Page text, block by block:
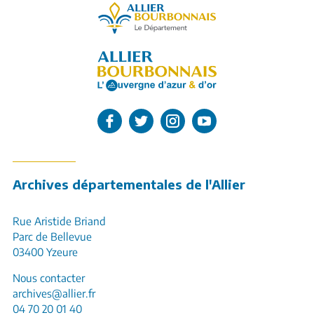
Allier, le département
L'Allier sur Facebook
L'Allier sur Twitter
L'Allier sur Instagram
L'Allier sur Youtube
Archives départementales de l'Allier
Rue Aristide Briand
Parc de Bellevue
03400 Yzeure
Nous contacter
archives@allier.fr
04 70 20 01 40